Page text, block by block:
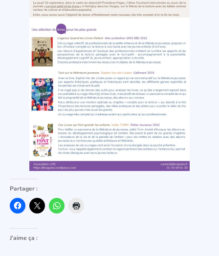
Partager :
J’aime ça :